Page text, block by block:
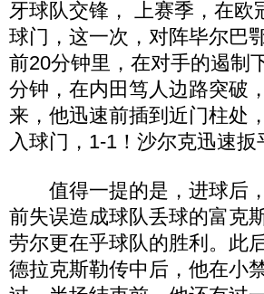
牙球队交锋， 上赛季，在
球门，这一次，对阵毕尔巴
前20分钟里，在对手的遏制
分钟，在内田笃人边路突破
来，他迅速前插到近门柱处
入球门，1-1！沙尔克迅速扳
值得一提的是，进球后，
前失误造成球队丢球的富克
劳尔更在乎球队的胜利。此
德拉克斯勒传中后，他在小